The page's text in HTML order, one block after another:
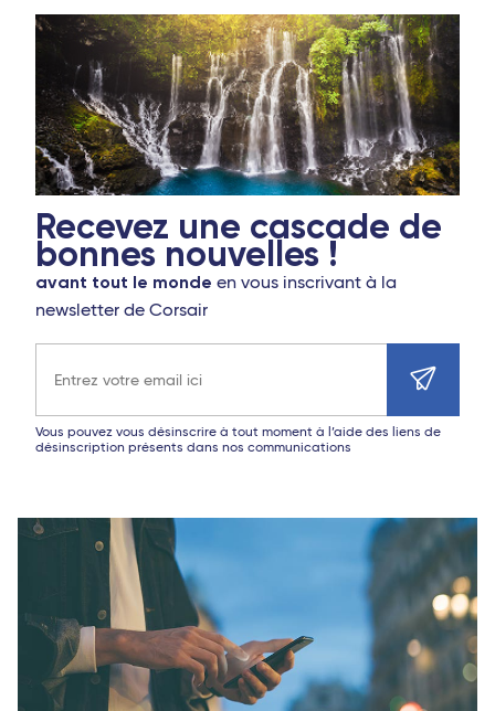
Recevez une cascade de
bonnes nouvelles !
avant tout le monde en vous inscrivant à la
newsletter de Corsair
Vous pouvez vous désinscrire à tout moment à l’aide des liens de
désinscription présents dans nos communications